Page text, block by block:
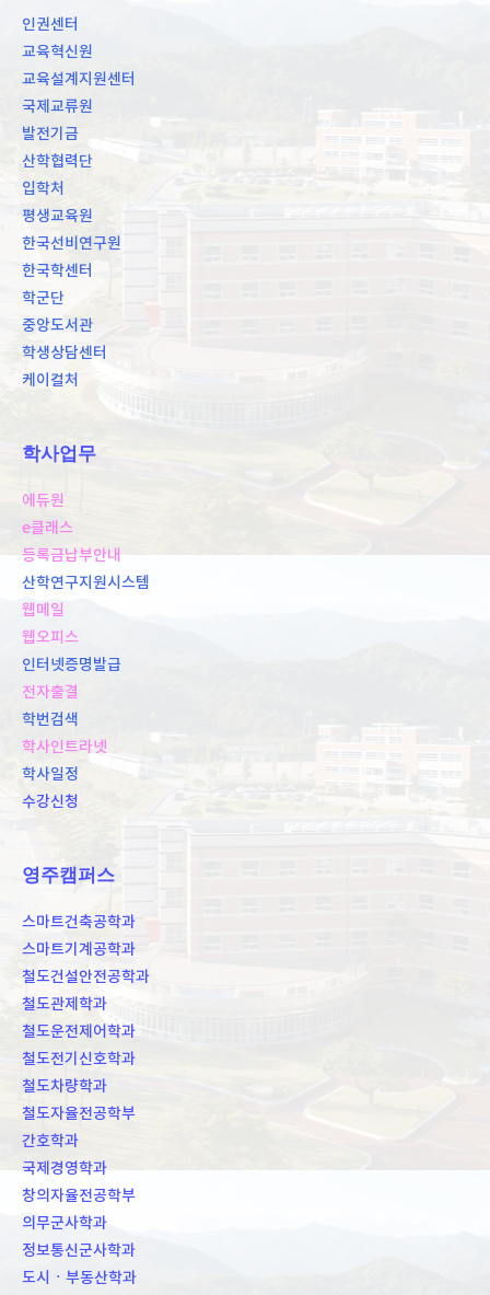
인권센터
교육혁신원
교육설계지원센터
국제교류원
발전기금
산학협력단
입학처
평생교육원
한국선비연구원
한국학센터
학군단
중앙도서관
학생상담센터
케이컬처
학사업무
에듀원
e클래스
등록금납부안내
산학연구지원시스템
웹메일
웹오피스
인터넷증명발급
전자출결
학번검색
학사인트라넷
학사일정
수강신청
영주캠퍼스
스마트건축공학과
스마트기계공학과
철도건설안전공학과
철도관제학과
철도운전제어학과
철도전기신호학과
철도차량학과
철도자율전공학부
간호학과
국제경영학과
창의자율전공학부
의무군사학과
정보통신군사학과
도시ㆍ부동산학과